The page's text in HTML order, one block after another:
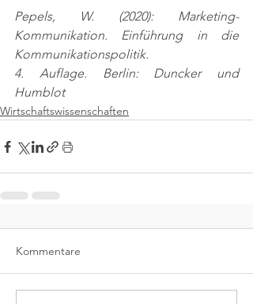
Pepels, W. (2020): Marketing-
Kommunikation. Einführung in die
Kommunikationspolitik.
4. Auflage. Berlin: Duncker und
Humblot
Wirtschaftswissenschaften
Kommentare